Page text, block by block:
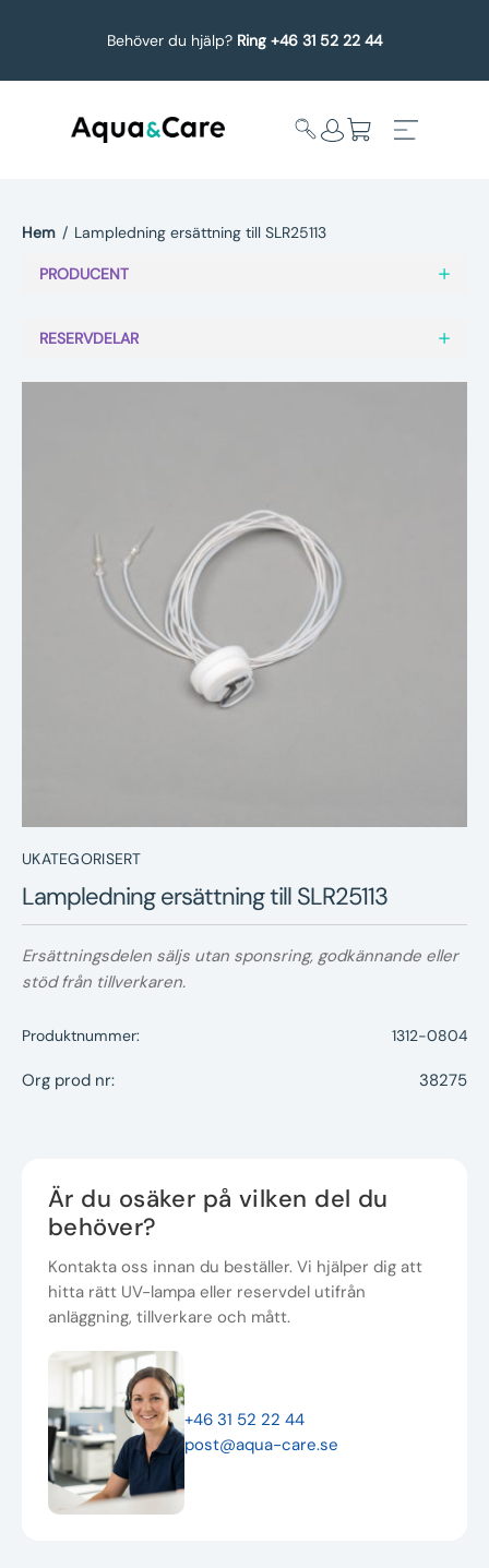
Behöver du hjälp? Ring +46 31 52 22 44
undermeny
Service
Underhållstips
Kontakt
Hem / Lampledning ersättning till SLR25113
PRODUCENT
RESERVDELAR
UKATEGORISERT
Lampledning ersättning till SLR25113
Ersättningsdelen säljs utan sponsring, godkännande eller
stöd från tillverkaren.
Produktnummer: 1312-0804
Org prod nr: 38275
Är du osäker på vilken del du
behöver?
Kontakta oss innan du beställer. Vi hjälper dig att
hitta rätt UV-lampa eller reservdel utifrån
anläggning, tillverkare och mått.
+46 31 52 22 44
post@aqua-care.se